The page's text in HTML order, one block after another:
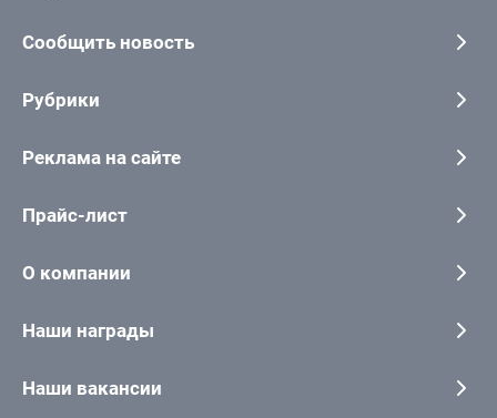
Сообщить новость
Рубрики
Реклама на сайте
Прайс-лист
О компании
Наши награды
Наши вакансии